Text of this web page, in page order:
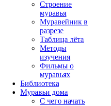
Строение
муравья
Муравейник в
разрезе
Таблица лёта
Методы
изучения
Фильмы о
муравьях
Библиотека
Муравьи дома
С чего начать